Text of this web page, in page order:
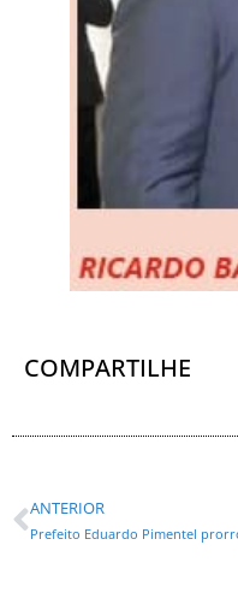
COMPARTILHE
ANTERIOR
Prefeito Eduardo Pimentel